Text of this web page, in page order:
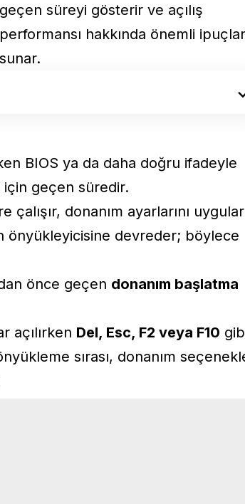
geçen süreyi gösterir ve açılış
performansı hakkında önemli
sunar.
BIOS ya da daha doğru ifadeyle
için geçen süredir.
donanım ayarlarını uygular
önyükleyicisine devreder; böylece
önce geçen donanım başlatma
açılırken Del, Esc, F2 veya F10
sırası, donanım